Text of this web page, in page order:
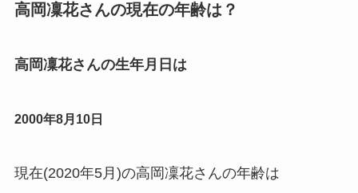
高岡凜花さんの現在の年齢は？
高岡凜花さんの生年月日は
2000年8月10日
現在(2020年5月)の高岡凜花さんの年齢は